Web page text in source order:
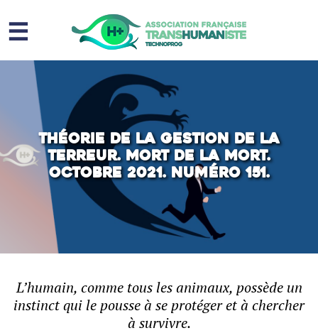
☰
Homme augmenté
Immortalité ?
Question sociale
Risques
L’association
Contact
Théorie de la gestion de la
terreur. Mort de la mort.
Octobre 2021. Numéro 151.
L’humain, comme tous les animaux, possède un
instinct qui le pousse à se protéger et à chercher
à survivre.